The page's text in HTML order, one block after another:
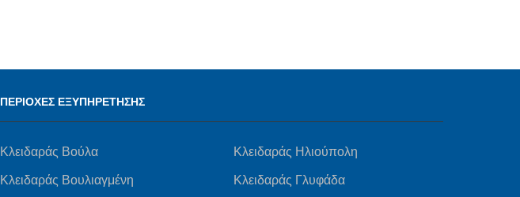
ΠΕΡΙΟΧΕΣ ΕΞΥΠΗΡΕΤΗΣΗΣ
Κλειδαράς Βούλα
Κλειδαράς Βουλιαγμένη
Κλειδαράς Ηλιούπολη
Κλειδαράς Γλυφάδα